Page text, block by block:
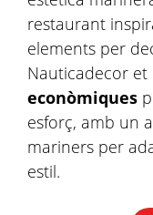
restaurant
elements per
Nauticadecor et
econòmiques
esforç, amb un
mariners per
estil.